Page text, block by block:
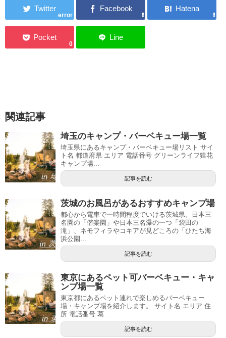
error
0
関連記事
埼玉のキャンプ・バーベキュー場一覧
埼玉県にあるキャンプ・バーベキュー場リスト サイ
ト名 都道府県 エリア 電話番号 グリーンライフ猿花
キャンプ場...
記事を読む
茨城のお風呂があるおすすめキャンプ場
都心から電車で一時間程度でいける茨城県。日本三
名園の「偕楽園」や日本三名瀑の一つ「袋田の
滝」、ネモフィラやコキアが見どころの「ひたち海
浜公園...
記事を読む
東京にあるペット可バーベキュー・キャ
ンプ場一覧
東京都にあるペット連れで楽しめるバーベキュー
場・キャンプ場を紹介します。 サイト名 エリア 住
所 電話番号 葛...
記事を読む